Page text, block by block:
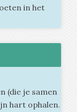
in het
(die je samen
hart ophalen.